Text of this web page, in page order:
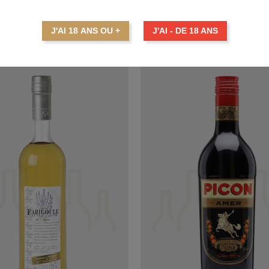
PRODUITS DANS LA MÊME
J'AI 18 ANS OU + J'AI - DE 18 ANS